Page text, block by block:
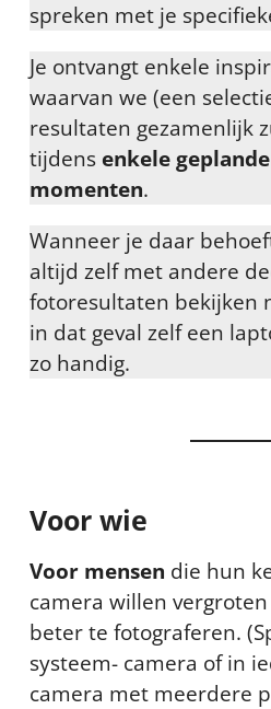
spreken met je
Je ontvangt enkele
waarvan we (een
resultaten gezamenlijk
tijdens enkele
momenten.
Wanneer je daar
altijd zelf met andere
fotoresultaten bekijken
in dat geval zelf een
zo handig.
Voor wie
Voor mensen die hun
camera willen
beter te fotograferen.
systeem- camera of in
camera met meerdere